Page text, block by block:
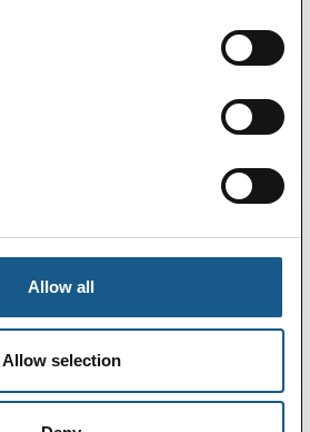
Allow all
Allow selection